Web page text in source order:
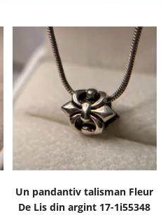
Un pandantiv talisman Fleur
De Lis din argint 17-1i55348